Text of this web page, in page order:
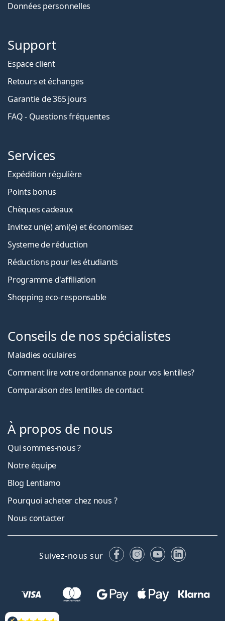
Données personnelles
Support
Espace client
Retours et échanges
Garantie de 365 jours
FAQ - Questions fréquentes
Services
Expédition régulière
Points bonus
Chèques cadeaux
Invitez un(e) ami(e) et économisez
Systeme de réduction
Réductions pour les étudiants
Programme d'affiliation
Shopping eco-responsable
Conseils de nos spécialistes
Maladies oculaires
Comment lire votre ordonnance pour vos lentilles?
Comparaison des lentilles de contact
À propos de nous
Qui sommes-nous ?
Notre équipe
Blog Lentiamo
Pourquoi acheter chez nous ?
Nous contacter
Suivez-nous sur FacebookInstagram
YouTubeLinkedIn